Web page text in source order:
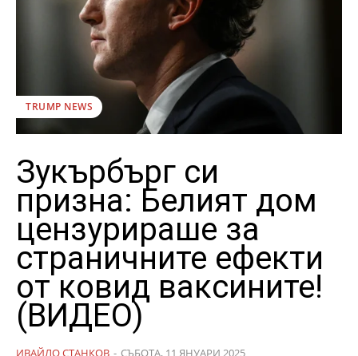
TRUMP NEWS
Зукърбърг си
призна: Белият дом
цензурираше за
страничните ефекти
от ковид ваксините!
(ВИДЕО)
ИВАЙЛО СТАНКОВ - СЪБОТА, 11 ЯНУАРИ 2025